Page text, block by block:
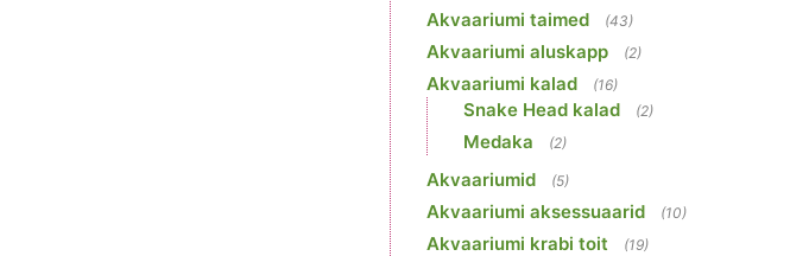
Akvaariumi taimed (43)
Akvaariumi aluskapp (2)
Akvaariumi kalad (16)
Snake Head kalad (2)
Medaka (2)
Akvaariumid (5)
Akvaariumi aksessuaarid (10)
Akvaariumi krabi toit (19)